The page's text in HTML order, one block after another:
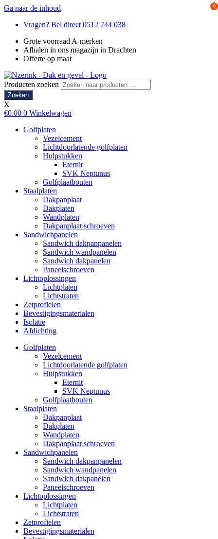
Ga naar de inhoud
Vragen? Bel direct 0512 744 038
Grote voorraad A-merken
Afhalen in ons magazijn in Drachten
Offerte op maat
Producten zoeken
Zoeken
0
X
€0.00 0 Winkelwagen
Golfplaten
Vezelcement
Lichtdoorlatende golfplaten
Hulpstukken
Eternit
SVK Neptunus
Golfplaatbouten
Staalplaten
Dakpanplaat
Dakplaten
Wandplaten
Dakpanplaat schroeven
Sandwichpanelen
Sandwich dakpanpanelen
Sandwich wandpanelen
Sandwich dakpanelen
Paneelschroeven
Lichtoplossingen
Lichtplaten
Lichtstraten
Zetprofielen
Bevestigingsmaterialen
Isolatie
Afdichting
Golfplaten
Vezelcement
Lichtdoorlatende golfplaten
Hulpstukken
Eternit
SVK Neptunus
Golfplaatbouten
Staalplaten
Dakpanplaat
Dakplaten
Wandplaten
Dakpanplaat schroeven
Sandwichpanelen
Sandwich dakpanpanelen
Sandwich wandpanelen
Sandwich dakpanelen
Paneelschroeven
Lichtoplossingen
Lichtplaten
Lichtstraten
Zetprofielen
Bevestigingsmaterialen